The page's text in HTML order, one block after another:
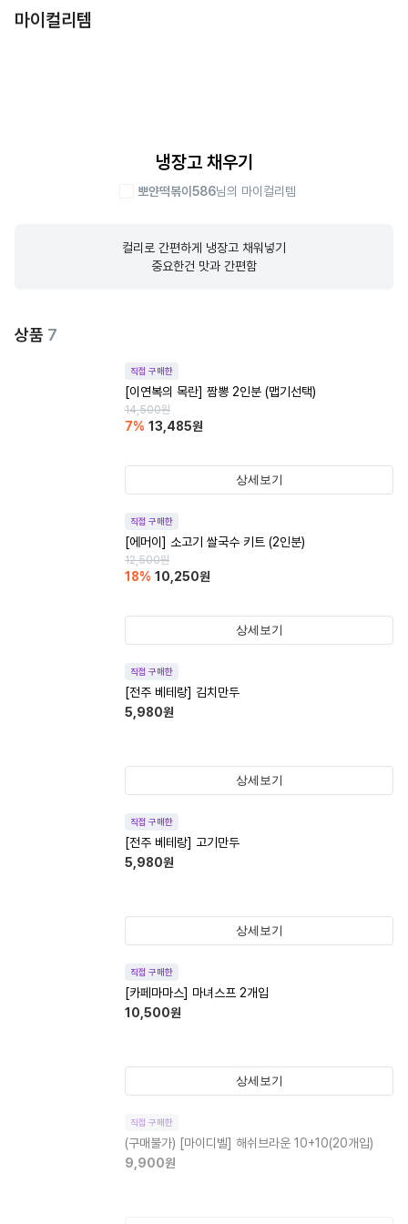
마이컬리템
냉장고 채우기
뽀얀떡볶이586님의 마이컬리템
컬리로 간편하게 냉장고 채워넣기
중요한건 맛과 간편함
상품 7
직접 구매한
[이연복의 목란] 짬뽕 2인분 (맵기선택)
14,500원
7% 13,485원
상세보기
직접 구매한
[에머이] 소고기 쌀국수 키트 (2인분)
12,500원
18% 10,250원
상세보기
직접 구매한
[전주 베테랑] 김치만두
5,980원
상세보기
직접 구매한
[전주 베테랑] 고기만두
5,980원
상세보기
직접 구매한
[카페마마스] 마녀스프 2개입
10,500원
상세보기
직접 구매한
(구매불가) [마이디벨] 해쉬브라운 10+10(20개입)
9,900원